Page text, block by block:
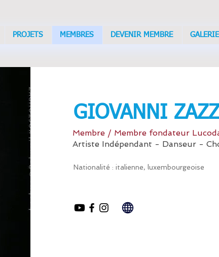
PROJETS MEMBRES DEVENIR MEMBRE GALERIE
GIOVANNI
Membre / Membre fondateur
Artiste Indépendant - Danseur -
Nationalité : italienne, luxembourgeoise